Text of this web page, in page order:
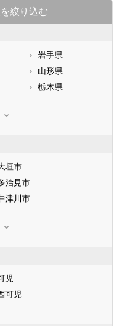
絞り込む
岩手県
山形県
栃木県
垣市
治見市
津川市
那市
穂市
巣市
児
可児